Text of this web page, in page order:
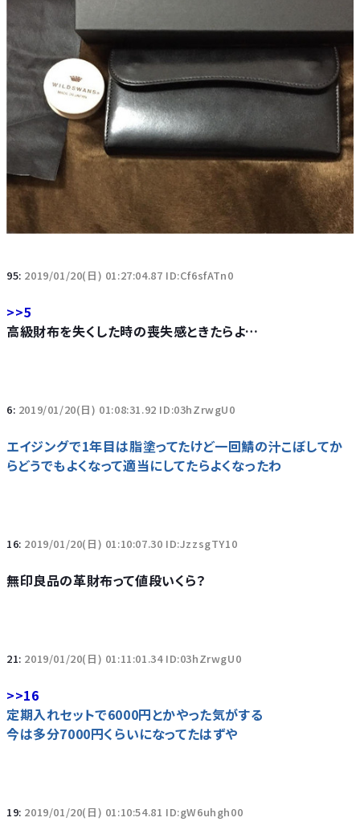
95: 2019/01/20(日) 01:27:04.87 ID:Cf6sfATn0
>>5
高級財布を失くした時の喪失感ときたらよ…
6: 2019/01/20(日) 01:08:31.92 ID:03hZrwgU0
エイジングで1年目は脂塗ってたけど一回鯖の汁こぼしてか
らどうでもよくなって適当にしてたらよくなったわ
16: 2019/01/20(日) 01:10:07.30 ID:JzzsgTY10
無印良品の革財布って値段いくら？
21: 2019/01/20(日) 01:11:01.34 ID:03hZrwgU0
>>16
定期入れセットで6000円とかやった気がする
今は多分7000円くらいになってたはずや
19: 2019/01/20(日) 01:10:54.81 ID:gW6uhgh00